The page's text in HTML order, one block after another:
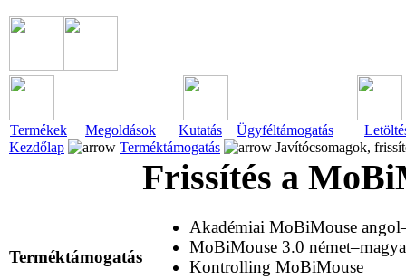
Termékek Megoldások Kutatás Ügyféltámogatás
Kezdőlap
Terméktámogatás Javítócsomagok,
Terméktámogatás
Frissítés a
Akadémiai MoBiMouse
MoBiMouse 3.0
Kontrolling MoBiMouse